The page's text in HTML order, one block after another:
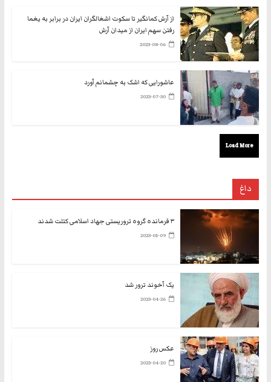
از آرش کمانگیر تا سکوت اشغالگران ایران در برابر به یغما
رفتن سهم ایران از میدان آرش
2023-08-06
عاشورایی که اشک به چشمانم آورد
2023-07-30
Load More
داغ
۳ فرمانده گروه تروریستی جهاد اسلامی کتلت شدند
2023-05-09
یک آخوند ترور شد
2023-04-26
عکس روز
2023-04-20